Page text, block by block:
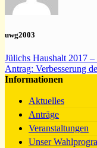
uwg2003
Jülichs Haushalt 2017
Antrag: Verbesserung
Informationen
Aktuelles
Anträge
Veranstaltungen
Unser